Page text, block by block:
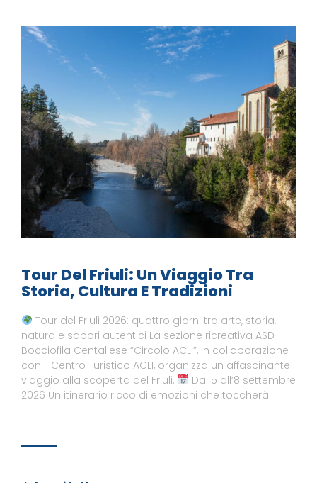
Tour Del Friuli: Un Viaggio Tra
Storia, Cultura E Tradizioni
Tour del Friuli 2026: quattro giorni tra arte, storia,
natura e sapori autentici La sezione ricreativa ASD
Bocciofila Centallese “Circolo ACLI”, in collaborazione
con il Centro Turistico ACLI, organizza un affascinante
viaggio alla scoperta del Friuli.
Dal 5 all’8 settembre
2026 Un itinerario ricco di emozioni che toccherà